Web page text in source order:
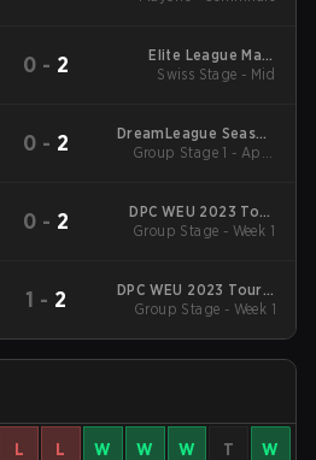
0 - 2
Elite League Main
Tournament
Swiss Stage - Mid
0 - 2
DreamLeague Season
19
Group Stage 1 - April
0 - 2
DPC WEU 2023 Tour
2: Division I
Group Stage - Week 1
1 - 2
DPC WEU 2023 Tour 1:
Division I
Group Stage - Week 1
L L W W W T W